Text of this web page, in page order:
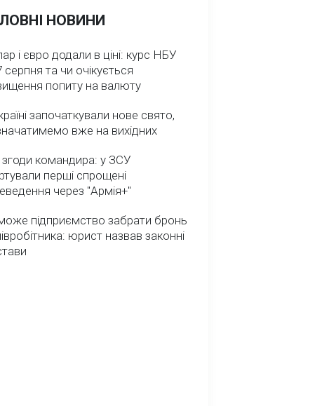
НОВИНИ
і євро додали в ціні: курс НБУ
серпня та чи очікується
попиту на валюту
започаткували нове свято,
вже на вихідних
згоди командира: у ЗСУ
перші спрощені
через "Армія+"
підприємство забрати бронь
юрист назвав законні